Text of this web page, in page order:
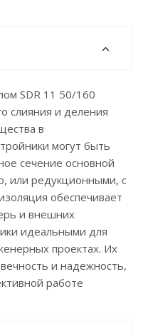
SDR 11 50/160
слияния и деления
в
могут быть
сечение основной
или редукционными, с
обеспечивает
и внешних
идеальными для
проектах. Их
и надежность,
работе